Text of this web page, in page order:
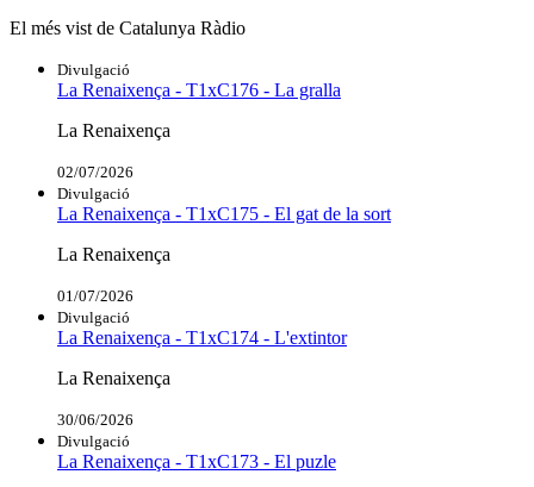
El més vist de Catalunya Ràdio
Divulgació
La Renaixença - T1xC176 - La gralla
La Renaixença
02/07/2026
Divulgació
La Renaixença - T1xC175 - El gat de la sort
La Renaixença
01/07/2026
Divulgació
La Renaixença - T1xC174 - L'extintor
La Renaixença
30/06/2026
Divulgació
La Renaixença - T1xC173 - El puzle